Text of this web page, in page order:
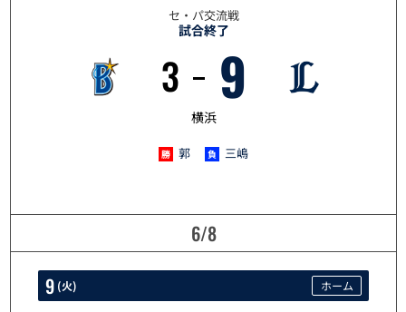
6/7
セ・パ交流戦
試合終了
3 9
横浜
郭 三嶋
6/8
9 (火) ホーム